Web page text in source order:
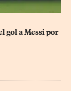
gol a Messi por